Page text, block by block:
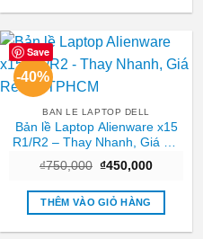
Save
-40%
BAN LE LAPTOP DELL
Bản lề Laptop Alienware x15
R1/R2 – Thay Nhanh, Giá Rẻ
₫750,000 Giá
là:
₫750,000.
₫450,000Giá
tại
₫450,000.
THÊM VÀO GIỎ HÀNG